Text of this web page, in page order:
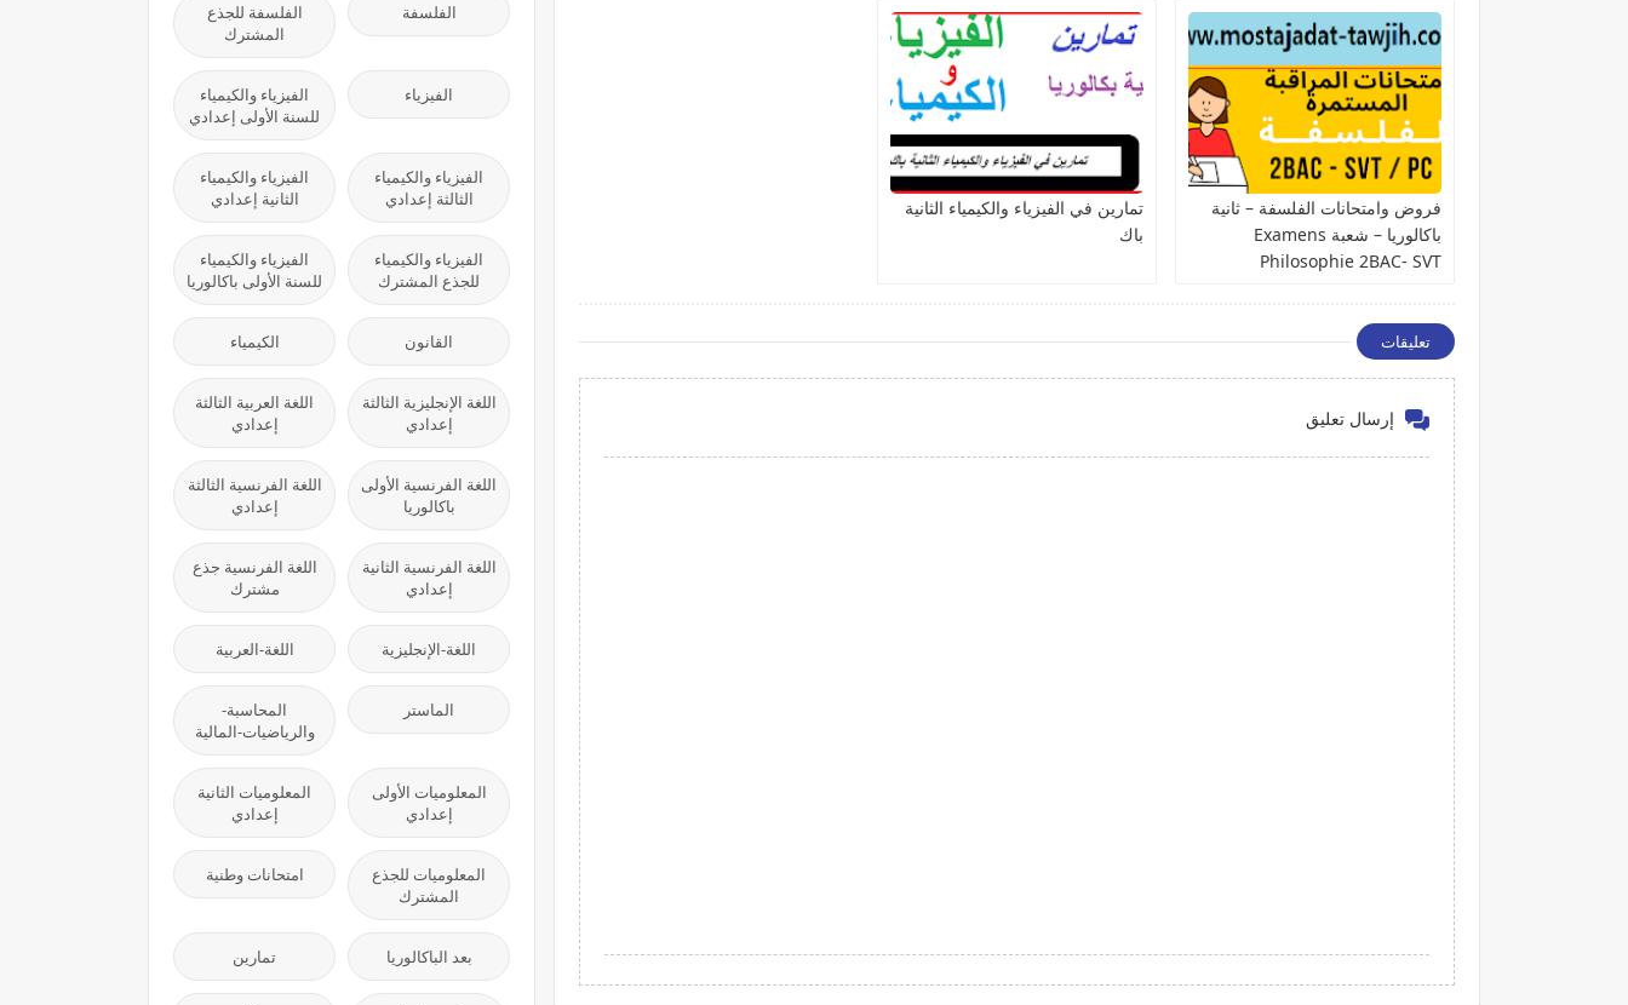
فروض وامتحانات الفلسفة – ثانية
باكالوريا – شعبة Examens
Philosophie 2BAC- SVT
تمارين في الفيزياء والكيمياء الثانية
باك
تعليقات
إرسال تعليق
الفلسفة
الفلسفة للجذع
المشترك
الفيزياء
الفيزياء والكيمياء
للسنة الأولى إعدادي
الفيزياء والكيمياء
الثالثة إعدادي
الفيزياء والكيمياء
الثانية إعدادي
الفيزياء والكيمياء
للجذع المشترك
الفيزياء والكيمياء
للسنة الأولى باكالوريا
القانون الكيمياء
اللغة الإنجليزية الثالثة
إعدادي
اللغة العربية الثالثة
إعدادي
اللغة الفرنسية الأولى
باكالوريا
اللغة الفرنسية الثالثة
إعدادي
اللغة الفرنسية الثانية
إعدادي
اللغة الفرنسية جذع
مشترك
اللغة-الإنجليزية اللغة-العربية
الماستر
المحاسبة-
والرياضيات-المالية
المعلوميات الأولى
إعدادي
المعلوميات الثانية
إعدادي
المعلوميات للجذع
المشترك
امتحانات وطنية
بعد الباكالوريا تمارين